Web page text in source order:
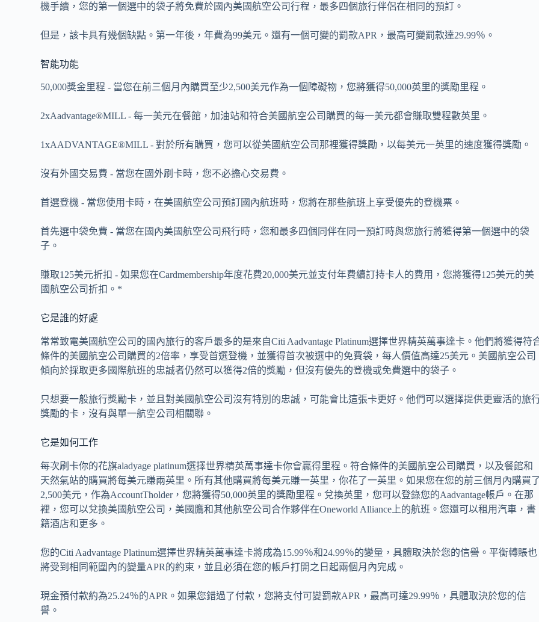
機手續，您的第一個選中的袋子將免費於國內美國航空公司行程，最多四個旅行伴侶在相同的預訂。
但是，該卡具有幾個缺點。第一年後，年費為99美元。還有一個可變的罰款APR，最高可變罰款達29.99％。
智能功能
50,000獎金里程 - 當您在前三個月內購買至少2,500美元作為一個障礙物，您將獲得50,000英里的獎勵里程。
2xAadvantage®MILL - 每一美元在餐館，加油站和符合美國航空公司購買的每一美元都會賺取雙程數英里。
1xAADVANTAGE®MILL - 對於所有購買，您可以從美國航空公司那裡獲得獎勵，以每美元一英里的速度獲得獎勵。
沒有外國交易費 - 當您在國外刷卡時，您不必擔心交易費。
首選登機 - 當您使用卡時，在美國航空公司預訂國內航班時，您將在那些航班上享受優先的登機票。
首先選中袋免費 - 當您在國內美國航空公司飛行時，您和最多四個同伴在同一預訂時與您旅行將獲得第一個選中的袋
子。
賺取125美元折扣 - 如果您在Cardmembership年度花費20,000美元並支付年費續訂持卡人的費用，您將獲得125美元的美
國航空公司折扣。*
它是誰的好處
常常致電美國航空公司的國內旅行的客戶最多的是來自Citi Aadvantage Platinum選擇世界精英萬事達卡。他們將獲得符
條件的美國航空公司購買的2倍率，享受首選登機，並獲得首次被選中的免費袋，每人價值高達25美元。美國航空公司
傾向於採取更多國際航班的忠誠者仍然可以獲得2倍的獎勵，但沒有優先的登機或免費選中的袋子。
只想要一般旅行獎勵卡，並且對美國航空公司沒有特別的忠誠，可能會比這張卡更好。他們可以選擇提供更靈活的旅
獎勵的卡，沒有與單一航空公司相關聯。
它是如何工作
每次刷卡你的花旗aladyage platinum選擇世界精英萬事達卡你會贏得里程。符合條件的美國航空公司購買，以及餐館和
天然氣站的購買將每美元賺兩英里。所有其他購買將每美元賺一英里，你花了一英里。如果您在您的前三個月內購買
2,500美元，作為AccountTholder，您將獲得50,000英里的獎勵里程。兌換英里，您可以登錄您的Aadvantage帳戶。在那
裡，您可以兌換美國航空公司，美國鷹和其他航空公司合作夥伴在Oneworld Alliance上的航班。您還可以租用汽車，書
籍酒店和更多。
您的Citi Aadvantage Platinum選擇世界精英萬事達卡將成為15.99％和24.99％的變量，具體取決於您的信譽。平衡轉賬也
將受到相同範圍內的變量APR的約束，並且必須在您的帳戶打開之日起兩個月內完成。
現金預付款約為25.24％的APR。如果您錯過了付款，您將支付可變罰款APR，最高可達29.99％，具體取決於您的信
譽。